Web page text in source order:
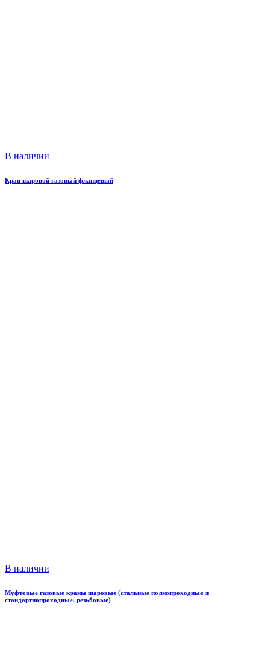
В наличии
Кран шаровой газовый фланцевый
В наличии
Муфтовые газовые краны шаровые (стальные полнопроходные и
стандартнопроходные, резьбовые)